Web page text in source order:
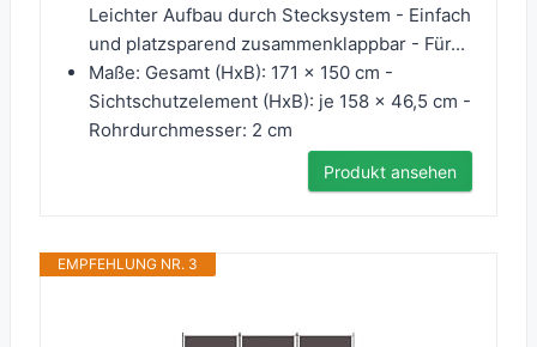
Leichter Aufbau durch Stecksystem - Einfach
und platzsparend zusammenklappbar - Für...
Maße: Gesamt (HxB): 171 x 150 cm -
Sichtschutzelement (HxB): je 158 x 46,5 cm -
Rohrdurchmesser: 2 cm
Produkt ansehen
EMPFEHLUNG NR. 3